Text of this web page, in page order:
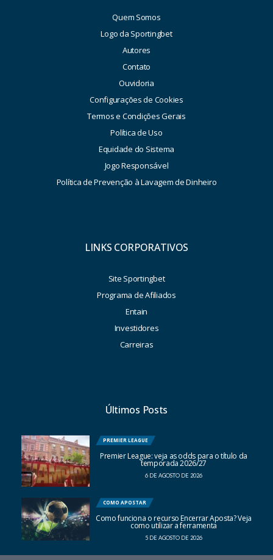
Quem Somos
Logo da Sportingbet
Autores
Contato
Ouvidoria
Configurações de Cookies
Termos e Condições Gerais
Política de Uso
Equidade do Sistema
Jogo Responsável
Política de Prevenção à Lavagem de Dinheiro
LINKS CORPORATIVOS
Site Sportingbet
Programa de Afiliados
Entain
Investidores
Carreiras
Últimos Posts
PREMIER LEAGUE
Premier League: veja as odds para o título da
temporada 2026/27
6 DE AGOSTO DE 2026
COMO APOSTAR
Como funciona o recurso Encerrar Aposta? Veja
como utilizar a ferramenta
5 DE AGOSTO DE 2026